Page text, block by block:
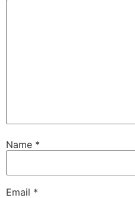
Name *
Email *